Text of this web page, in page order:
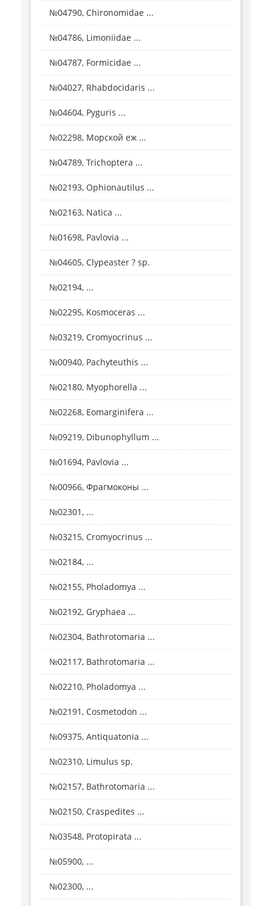
№04790, Chironomidae ...
№04786, Limoniidae ...
№04787, Formicidae ...
№04027, Rhabdocidaris ...
№04604, Pyguris ...
№02298, Морской еж ...
№04789, Trichoptera ...
№02193, Ophionautilus ...
№02163, Natica ...
№01698, Pavlovia ...
№04605, Clypeaster ? sp.
№02194, ...
№02295, Kosmoceras ...
№03219, Cromyocrinus ...
№00940, Pachyteuthis ...
№02180, Myophorella ...
№02268, Eomarginifera ...
№09219, Dibunophyllum ...
№01694, Pavlovia ...
№00966, Фрагмоконы ...
№02301, ...
№03215, Cromyocrinus ...
№02184, ...
№02155, Pholadomya ...
№02192, Gryphaea ...
№02304, Bathrotomaria ...
№02117, Bathrotomaria ...
№02210, Pholadomya ...
№02191, Cosmetodon ...
№09375, Antiquatonia ...
№02310, Limulus sp.
№02157, Bathrotomaria ...
№02150, Craspedites ...
№03548, Protopirata ...
№05900, ...
№02300, ...